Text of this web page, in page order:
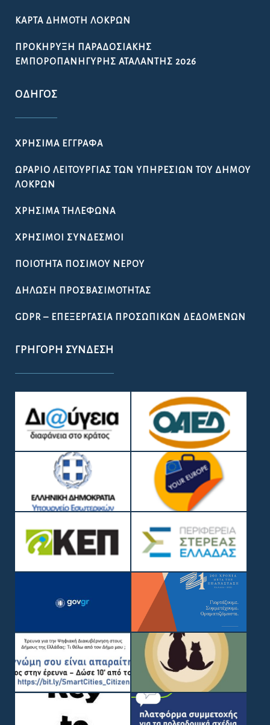
ΚΆΡΤΑ ΔΗΜΌΤΗ ΛΟΚΡΏΝ
ΠΡΟΚΉΡΥΞΗ ΠΑΡΑΔΟΣΙΑΚΉΣ
ΕΜΠΟΡΟΠΑΝΉΓΥΡΗΣ ΑΤΑΛΆΝΤΗΣ 2026
ΟΔΗΓΌΣ
ΧΡΉΣΙΜΑ ΈΓΓΡΑΦΑ
ΩΡΆΡΙΟ ΛΕΙΤΟΥΡΓΊΑΣ ΤΩΝ ΥΠΗΡΕΣΙΏΝ ΤΟΥ ΔΉΜΟΥ
ΛΟΚΡΏΝ
ΧΡΉΣΙΜΑ ΤΗΛΈΦΩΝΑ
ΧΡΉΣΙΜΟΙ ΣΎΝΔΕΣΜΟΙ
ΠΟΙΌΤΗΤΑ ΠΌΣΙΜΟΥ ΝΕΡΟΎ
ΔΉΛΩΣΗ ΠΡΟΣΒΑΣΙΜΌΤΗΤΑΣ
GDPR – ΕΠΕΞΕΡΓΑΣΙΑ ΠΡΟΣΩΠΙΚΩΝ ΔΕΔΟΜΕΝΩΝ
ΓΡΉΓΟΡΗ ΣΎΝΔΕΣΗ